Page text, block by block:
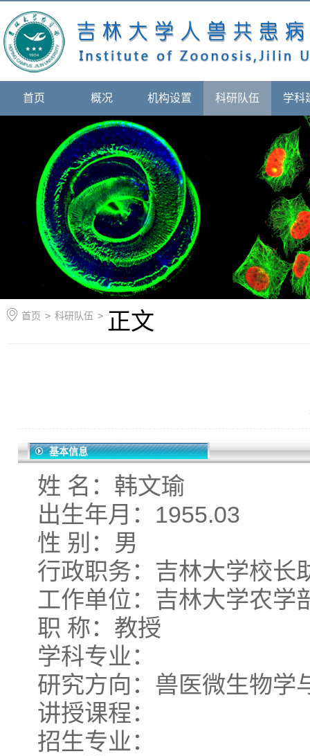
首页 概况 机构设置 科研队伍 学科
首页 > 科研队伍 > 正文
基本信息
姓 名：韩文瑜
出生年月：1955.03
性 别：男
行政职务：吉林大学校长
工作单位：吉林大学农学
职 称：教授
学科专业：
研究方向：兽医微生物学
讲授课程：
招生专业：